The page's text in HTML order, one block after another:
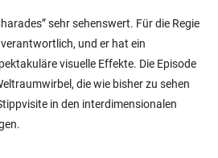
sehr sehenswert. Für die Regie
und er hat ein
visuelle Effekte. Die Episode
die wie bisher zu sehen
in den interdimensionalen